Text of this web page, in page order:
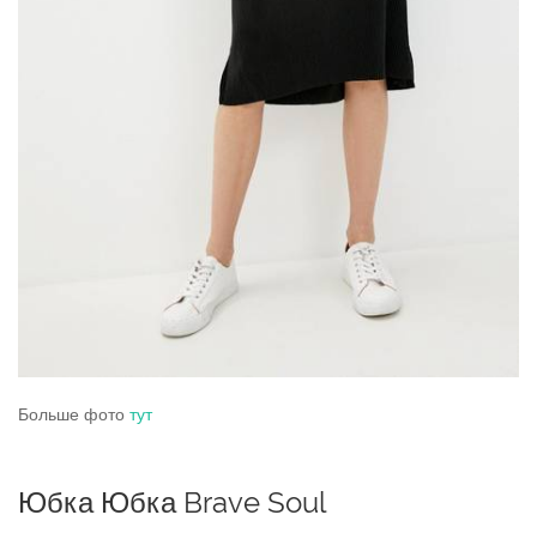
Больше фото тут
Юбка Юбка Brave Soul